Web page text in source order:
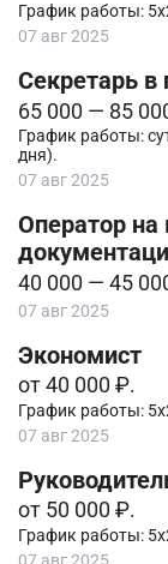
График работы:
07 авг 2025
Секретарь в
65 000 — 85
График работы:
дня).
07 авг 2025
Оператор на
40 000 — 45
07 авг 2025
Экономист
от 40 000 ₽.
График работы:
07 авг 2025
от 50 000 ₽.
График работы:
07 авг 2025